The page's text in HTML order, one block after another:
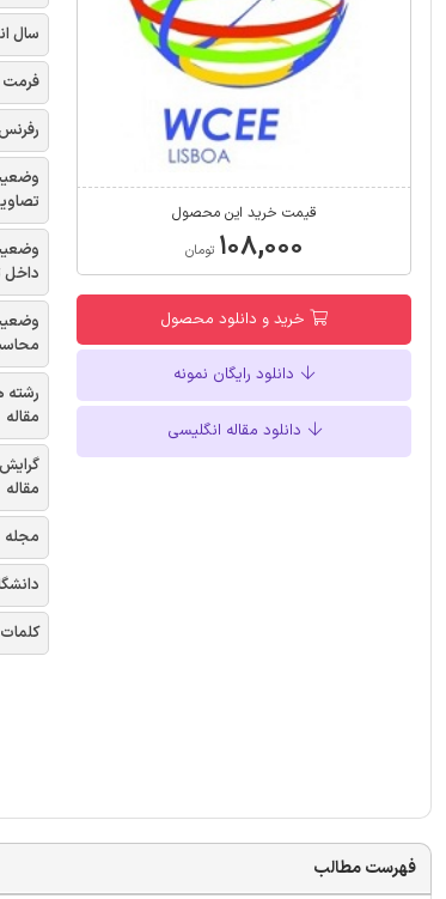
قیمت خرید این محصول
۱۰۸,۰۰۰ تومان
خرید و دانلود محصول
دانلود رایگان نمونه
دانلود مقاله انگلیسی
سال
فرمت
داخل
رشته
مقاله
مقاله
مجله
فهرست مطالب